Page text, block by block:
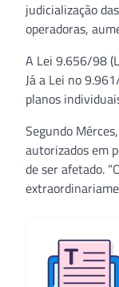
judicialização
operadoras,
A Lei 9.656/98
Já a Lei no
planos
Segundo
autorizados em
de ser afetado.